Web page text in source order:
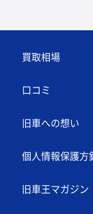
買取相場
口コミ
旧車への想い
個人情報保護方
旧車王マガジン